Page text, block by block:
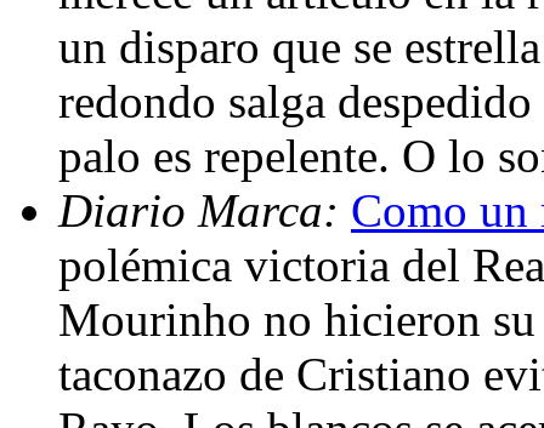
un disparo que se
redondo salga
palo es repelente. O lo
Diario Marca: Como un
polémica victoria del
Mourinho no hicieron
taconazo de Cristiano